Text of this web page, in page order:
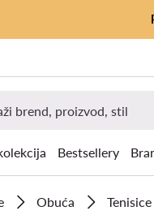
Bestsellery
Obuća Tenisice